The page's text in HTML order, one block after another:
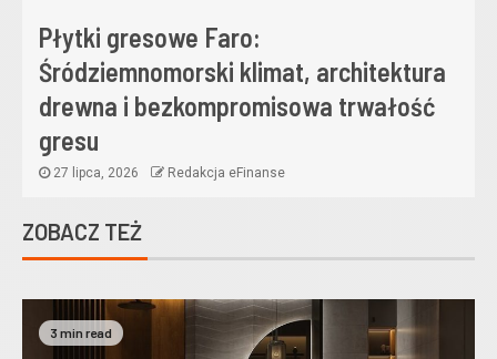
Płytki gresowe Faro:
Śródziemnomorski klimat, architektura
drewna i bezkompromisowa trwałość
gresu
27 lipca, 2026 Redakcja eFinanse
ZOBACZ TEŻ
3 min read